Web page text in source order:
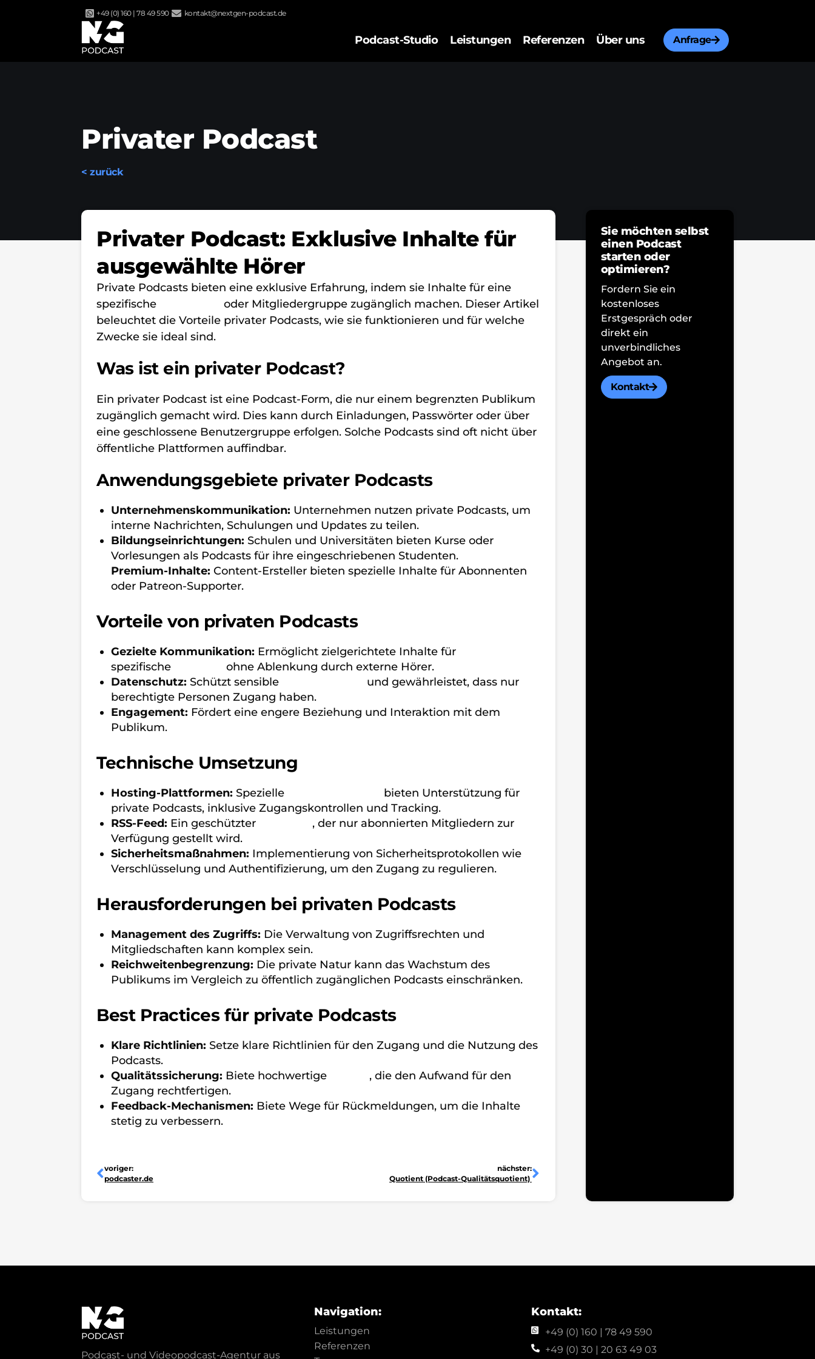
+49 (0) 160 | 78 49 590 kontakt@nextgen-podcast.de
Podcast-Studio Leistungen Referenzen Über uns Anfrage
Privater Podcast
< zurück
Privater Podcast: Exklusive Inhalte für
ausgewählte Hörer
Private Podcasts bieten eine exklusive Erfahrung, indem sie Inhalte für eine
spezifische
oder Mitgliedergruppe zugänglich machen. Dieser Artikel
beleuchtet die Vorteile privater Podcasts, wie sie funktionieren und für welche
Zwecke sie ideal sind.
Was ist ein privater Podcast?
Ein privater Podcast ist eine Podcast-Form, die nur einem begrenzten Publikum
zugänglich gemacht wird. Dies kann durch Einladungen, Passwörter oder über
eine geschlossene Benutzergruppe erfolgen. Solche Podcasts sind oft nicht über
öffentliche Plattformen auffindbar.
Anwendungsgebiete privater Podcasts
Unternehmenskommunikation: Unternehmen nutzen private Podcasts, um
interne Nachrichten, Schulungen und Updates zu teilen.
Bildungseinrichtungen: Schulen und Universitäten bieten Kurse oder
Vorlesungen als Podcasts für ihre eingeschriebenen Studenten.
Premium-Inhalte: Content-Ersteller bieten spezielle Inhalte für Abonnenten
oder Patreon-Supporter.
Vorteile von privaten Podcasts
Gezielte Kommunikation: Ermöglicht zielgerichtete Inhalte für
spezifische
ohne Ablenkung durch externe Hörer.
Datenschutz: Schützt sensible
und gewährleistet, dass nur
berechtigte Personen Zugang haben.
Engagement: Fördert eine engere Beziehung und Interaktion mit dem
Publikum.
Technische Umsetzung
Hosting-Plattformen: Spezielle
bieten Unterstützung für
private Podcasts, inklusive Zugangskontrollen und Tracking.
RSS-Feed: Ein geschützter
, der nur abonnierten Mitgliedern zur
Verfügung gestellt wird.
Sicherheitsmaßnahmen: Implementierung von Sicherheitsprotokollen wie
Verschlüsselung und Authentifizierung, um den Zugang zu regulieren.
Herausforderungen bei privaten Podcasts
Management des Zugriffs: Die Verwaltung von Zugriffsrechten und
Mitgliedschaften kann komplex sein.
Reichweitenbegrenzung: Die private Natur kann das Wachstum des
Publikums im Vergleich zu öffentlich zugänglichen Podcasts einschränken.
Best Practices für private Podcasts
Klare Richtlinien: Setze klare Richtlinien für den Zugang und die Nutzung des
Podcasts.
Qualitätssicherung: Biete hochwertige
, die den Aufwand für den
Zugang rechtfertigen.
Feedback-Mechanismen: Biete Wege für Rückmeldungen, um die Inhalte
stetig zu verbessern.
Zurück
voriger:
podcaster.de
nächster:
Quotient (Podcast-Qualitätsquotient)
Nächster
Sie möchten selbst
einen Podcast
starten oder
optimieren?
Fordern Sie ein
kostenloses
Erstgespräch oder
direkt ein
unverbindliches
Angebot an.
Kontakt
Podcast- und Videopodcast-Agentur aus
Navigation:
Leistungen
Referenzen
Kontakt:
+49 (0) 160 | 78 49 590
+49 (0) 30 | 20 63 49 03